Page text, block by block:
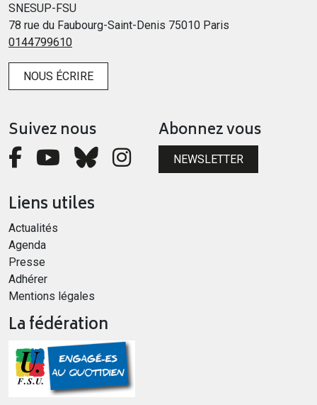
SNESUP-FSU
78 rue du Faubourg-Saint-Denis 75010 Paris
0144799610
NOUS ÉCRIRE
Suivez nous Abonnez vous
NEWSLETTER
Liens utiles
Actualités
Agenda
Presse
Adhérer
Mentions légales
La fédération